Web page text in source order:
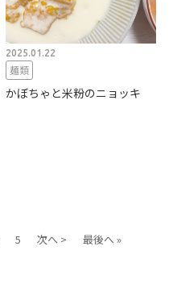
2025.01.22
麺類
かぼちゃと米粉のニョッキ
5 次へ > 最後へ »